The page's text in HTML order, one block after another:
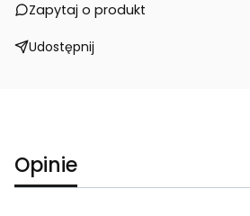
Zapytaj o produkt
Udostępnij
Opinie